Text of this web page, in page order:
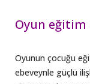
Oyun
Oyunun çocuğu
ebeveynle güçlü